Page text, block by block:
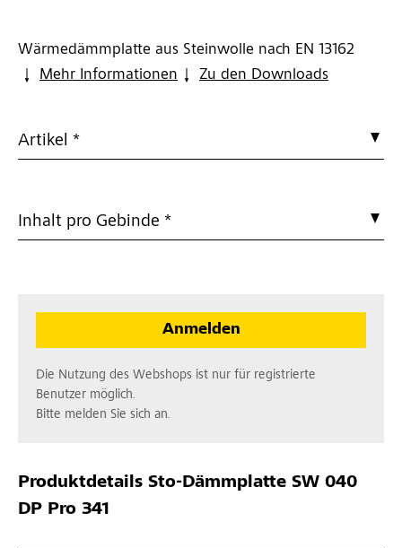
Wärmedämmplatte aus Steinwolle nach EN 13162
Mehr Informationen
Zu den Downloads
Artikel *
Inhalt pro Gebinde *
Anmelden
Die Nutzung des Webshops ist nur für registrierte
Benutzer möglich.
Bitte melden Sie sich an.
Produktdetails Sto-Dämmplatte SW 040
DP Pro 341